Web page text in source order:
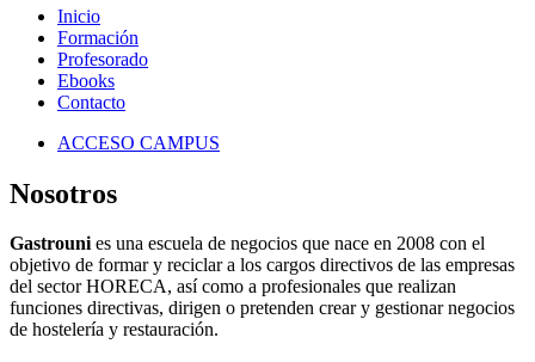
Inicio
Formación
Profesorado
Ebooks
Contacto
ACCESO CAMPUS
Nosotros
Gastrounies una escuela de negocios que nace en 2008 con el
objetivo de formar y reciclar a los cargos directivos de las empresas
del sector HORECA, así como a profesionales que realizan
funciones directivas, dirigen o pretenden crear y gestionar negocios
de hostelería y restauración.